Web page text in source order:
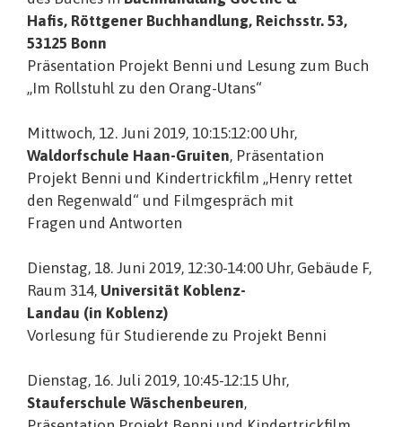
Hafis, Röttgener Buchhandlung, Reichsstr. 53,
53125 Bonn
Präsentation Projekt Benni und Lesung zum Buch
„Im Rollstuhl zu den Orang-Utans“
Mittwoch, 12. Juni 2019, 10:15:12:00 Uhr,
Waldorfschule Haan-Gruiten, Präsentation
Projekt Benni und Kindertrickfilm „Henry rettet
den Regenwald“ und Filmgespräch mit
Fragen und Antworten
Dienstag, 18. Juni 2019, 12:30-14:00 Uhr, Gebäude F,
Raum 314, Universität Koblenz-
Landau (in Koblenz)
Vorlesung für Studierende zu Projekt Benni
Dienstag, 16. Juli 2019, 10:45-12:15 Uhr,
Stauferschule Wäschenbeuren,